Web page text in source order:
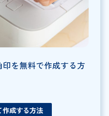
を無料で作成する方
成する方法